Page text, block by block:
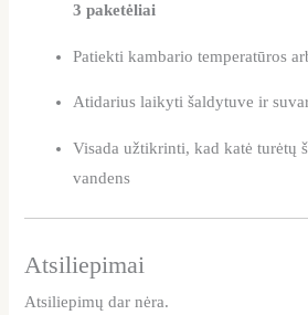
3 paketėliai
Patiekti kambario temperatūros
Atidarius laikyti šaldytuve ir
Visada užtikrinti, kad katė turėtų
vandens
Atsiliepimai
Atsiliepimų dar nėra.